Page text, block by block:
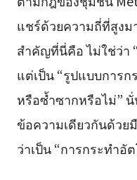
แชร์ด้วยความถี่ที่สูงม
สำคัญที่นี่คือ ไม่ใช่ว่า
แต่เป็น “รูปแบบการก
หรือซ้ำซากหรือไม่”
ข้อความเดียวกันด้ว
ว่าเป็น “การกระทำอั